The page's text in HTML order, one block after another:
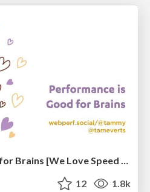
Performance Is Good for Brains [We Love Speed 2024]
12 1.8k